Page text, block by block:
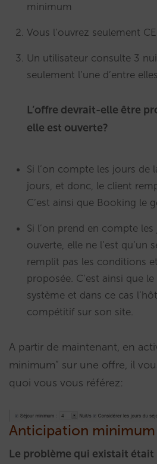
minimum
Vous l’ouvrez seulement
Un utilisateur consulte 3
seulement l’une d’entre
L’offre devrait-elle être
elle est ouverte?
Si l’on compte les jours de
jours, et donc, le client
C’est ainsi que Booking le
Si l’on prend en compte
ouverte, elle ne l’est qu’un
remplit pas les conditions
proposée. C’est ainsi que
système et dans ce cas
compétitif sur son site.
A partir de maintenant, en
minimum” sur une offre, il
quoi vous vous référez:
Anticipation
Le problème qui existait était